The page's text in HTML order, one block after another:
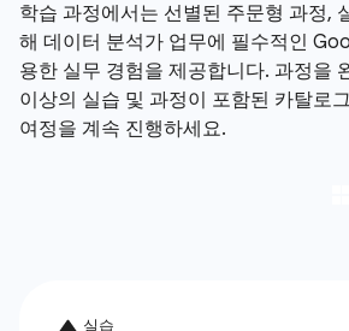
학습 과정에서는 선별된 주문형 과정,
해 데이터 분석가 업무에 필수적인
용한 실무 경험을 제공합니다. 과정을
이상의 실습 및 과정이 포함된 카탈로
여정을 계속 진행하세요.